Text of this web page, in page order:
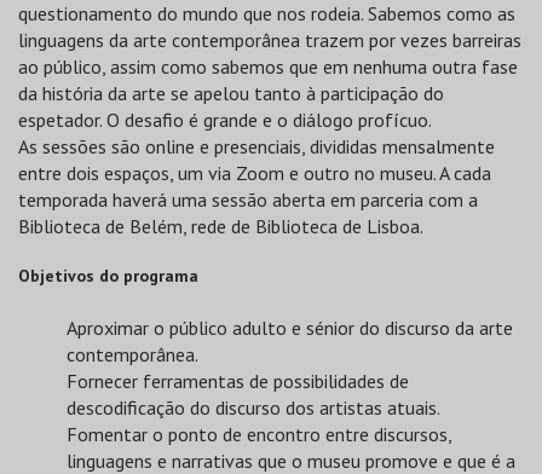
questionamento do mundo que nos rodeia. Sabemos como as
linguagens da arte contemporânea trazem por vezes barreiras
ao público, assim como sabemos que em nenhuma outra fase
da história da arte se apelou tanto à participação do
espetador. O desafio é grande e o diálogo profícuo.
As sessões são online e presenciais, divididas mensalmente
entre dois espaços, um via Zoom e outro no museu. A cada
temporada haverá uma sessão aberta em parceria com a
Biblioteca de Belém, rede de Biblioteca de Lisboa.
Objetivos do programa
Aproximar o público adulto e sénior do discurso da arte
contemporânea.
Fornecer ferramentas de possibilidades de
descodificação do discurso dos artistas atuais.
Fomentar o ponto de encontro entre discursos,
linguagens e narrativas que o museu promove e que é a